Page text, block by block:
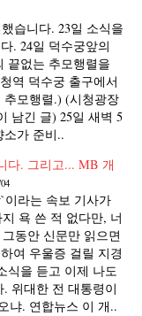
습니다. 23일 소식을
. 24일 덕수궁앞의
끝없는 추모행렬을
역 덕수궁 출구에서
모행렬.) (시청광장
남긴 글) 25일 새벽 5
가 준비..
다. 그리고... MB 개
라는 속보 기사가
욕 쓴 적 없다만, 너
동안 신문만 읽으면
여 우울증 걸릴 지경
식을 듣고 이제 나도
위대한 전 대통령이
냐. 연합뉴스 이 개..